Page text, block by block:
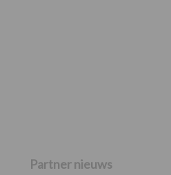
Partner nieuws